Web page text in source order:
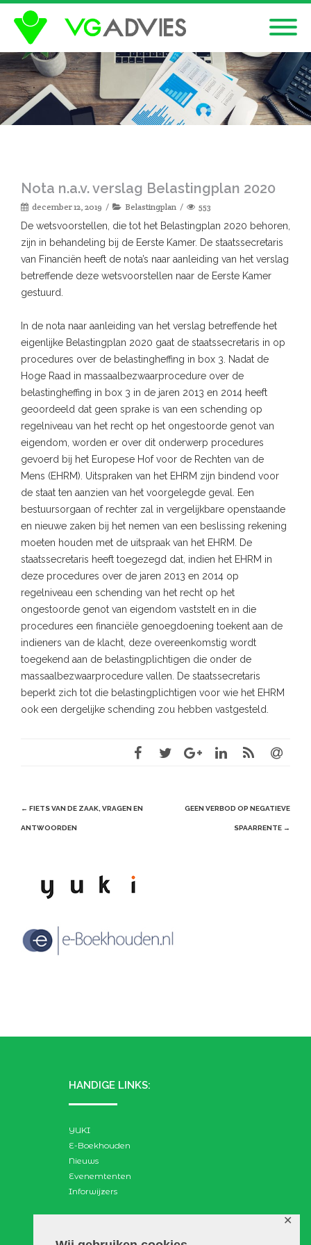
✕
Nota n.a.v. verslag Belastingplan 2020
december 12, 2019 Belastingplan 553
De wetsvoorstellen, die tot het Belastingplan 2020 behoren,
zijn in behandeling bij de Eerste Kamer. De staatssecretaris
van Financiën heeft de nota’s naar aanleiding van het verslag
betreffende deze wetsvoorstellen naar de Eerste Kamer
gestuurd.
In de nota naar aanleiding van het verslag betreffende het
eigenlijke Belastingplan 2020 gaat de staatssecretaris in op
procedures over de belastingheffing in box 3. Nadat de
Hoge Raad in massaalbezwaarprocedure over de
belastingheffing in box 3 in de jaren 2013 en 2014 heeft
geoordeeld dat geen sprake is van een schending op
regelniveau van het recht op het ongestoorde genot van
eigendom, worden er over dit onderwerp procedures
gevoerd bij het Europese Hof voor de Rechten van de
Mens (EHRM). Uitspraken van het EHRM zijn bindend voor
de staat ten aanzien van het voorgelegde geval. Een
bestuursorgaan of rechter zal in vergelijkbare openstaande
en nieuwe zaken bij het nemen van een beslissing rekening
moeten houden met de uitspraak van het EHRM. De
staatssecretaris heeft toegezegd dat, indien het EHRM in
deze procedures over de jaren 2013 en 2014 op
regelniveau een schending van het recht op het
ongestoorde genot van eigendom vaststelt en in die
procedures een financiële genoegdoening toekent aan de
indieners van de klacht, deze overeenkomstig wordt
toegekend aan de belastingplichtigen die onder de
massaalbezwaarprocedure vallen. De staatssecretaris
beperkt zich tot die belastingplichtigen voor wie het EHRM
ook een dergelijke schending zou hebben vastgesteld.
Post
navigation
← FIETS VAN DE ZAAK, VRAGEN EN
ANTWOORDEN
GEEN VERBOD OP NEGATIEVE
SPAARRENTE →
HANDIGE LINKS:
YUKI
E-Boekhouden
Nieuws
Evenemtenten
Inforwijzers